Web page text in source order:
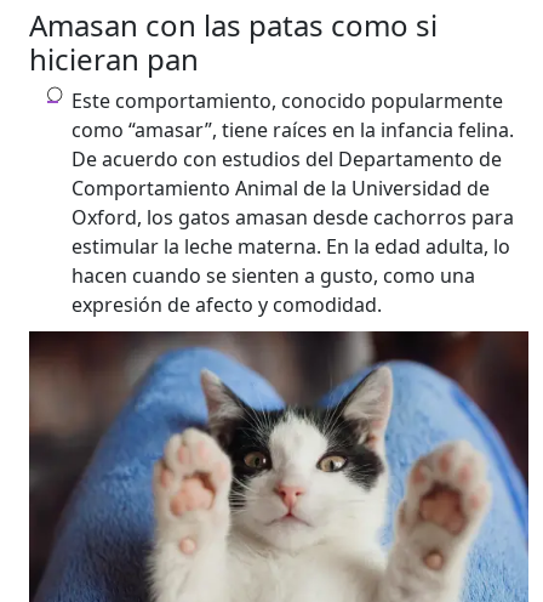
Amasan con las patas como si
hicieran pan
Este comportamiento, conocido popularmente
como “amasar”, tiene raíces en la infancia felina.
De acuerdo con estudios del Departamento de
Comportamiento Animal de la Universidad de
Oxford, los gatos amasan desde cachorros para
estimular la leche materna. En la edad adulta, lo
hacen cuando se sienten a gusto, como una
expresión de afecto y comodidad.